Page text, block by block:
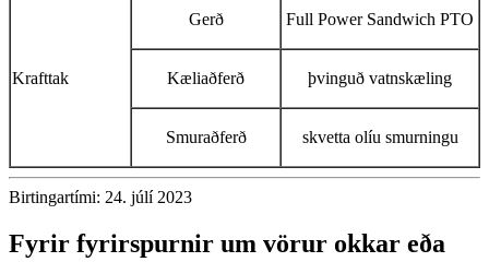
Krafttak
Gerð Full Power Sandwich PTO
Kæliaðferð þvinguð vatnskæling
Smuraðferð skvetta olíu smurningu
Birtingartími: 24. júlí 2023
Fyrir fyrirspurnir um vörur okkar eða